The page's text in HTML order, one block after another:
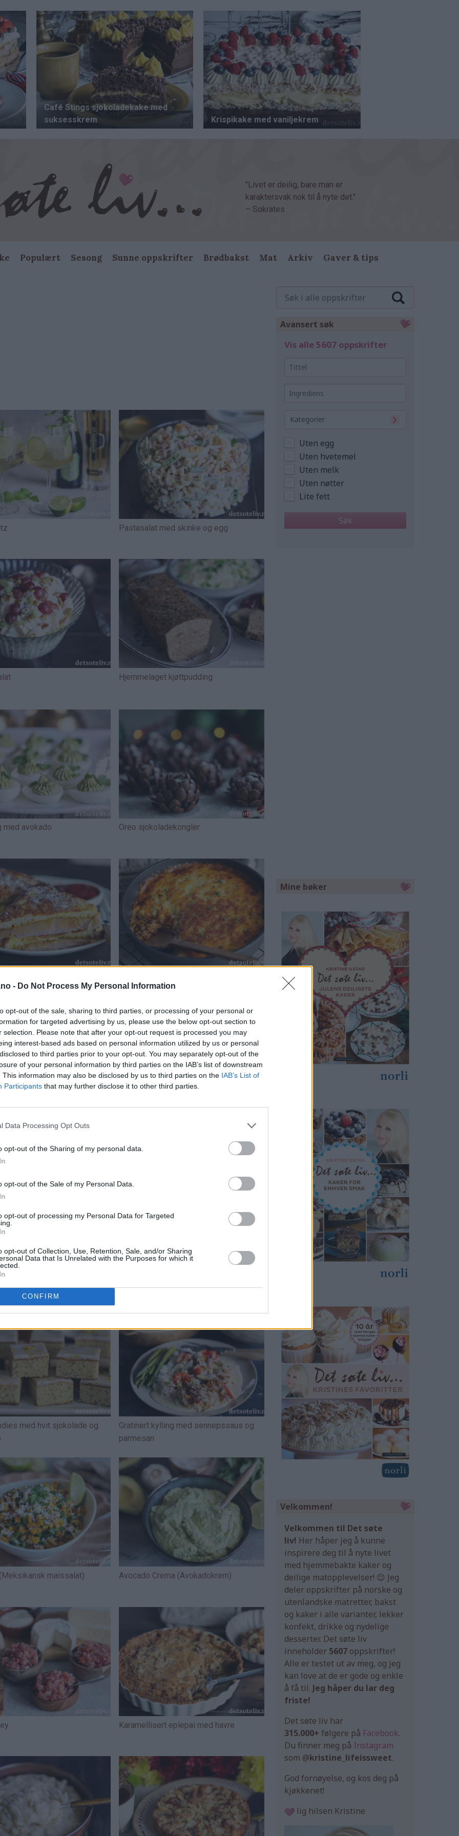
- Do Not Process My Personal Information
opt-out of the sale, sharing to third parties, or processing of your personal or
for targeted advertising by us, please use the below opt-out section to
selection. Please note that after your opt-out request is processed you may
interest-based ads based on personal information utilized by us or personal
to third parties prior to your opt-out. You may separately opt-out of the
of your personal information by third parties on the IAB’s list of downstream
This information may also be disclosed by us to third parties on the IAB’s List of
Participants that may further disclose it to other third parties.
Data Processing Opt Outs
opt-out of the Sharing of my personal data.
opt-out of the Sale of my Personal Data.
opt-out of processing my Personal Data for Targeted
opt-out of Collection, Use, Retention, Sale, and/or Sharing
Data that Is Unrelated with the Purposes for which it
CONFIRM
"Livet er deilig, bare man er
karaktersvak nok til å nyte det."
– Sokrates
Populært Sesong Sunne oppskrifter Brødbakst Mat Arkiv Gaver & tips
Pastasalat med skinke og egg
Hjemmelaget kjøttpudding
med avokado Oreo sjokoladekongler
med sjokoladekrem
med hvit sjokolade og
Gratinert kylling med sennepssaus og
parmesan
maissalat) Avocado Crema (Avokadokrem)
Karamellisert eplepai med havre
Avansert søk
Vis alle 5607 oppskrifter
Kategorier
Uten egg
Uten hvetemel
Uten melk
Uten nøtter
Lite fett
Mine bøker
Velkommen!
Velkommen til Det søte
liv! Her håper jeg å kunne
inspirere deg til å nyte livet
med hjemmebakte kaker og
deilige matopplevelser! 😊 Jeg
deler oppskrifter på norske og
utenlandske matretter, bakst
og kaker i alle varianter, lekker
konfekt, drikke og nydelige
desserter. Det søte liv
inneholder 5607 oppskrifter!
Alle er testet ut av meg, og jeg
kan love at de er gode og enkle
å få til. Jeg håper du lar deg
friste!
Det søte liv har
315.000+ følgere på Facebook.
Du finner meg på Instagram
som @kristine_lifeissweet.
God fornøyelse, og kos deg på
kjøkkenet!
lig hilsen Kristine